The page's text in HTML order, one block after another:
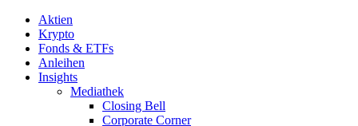
Aktien
Krypto
Fonds & ETFs
Anleihen
Insights
Mediathek
Closing Bell
Corporate Corner